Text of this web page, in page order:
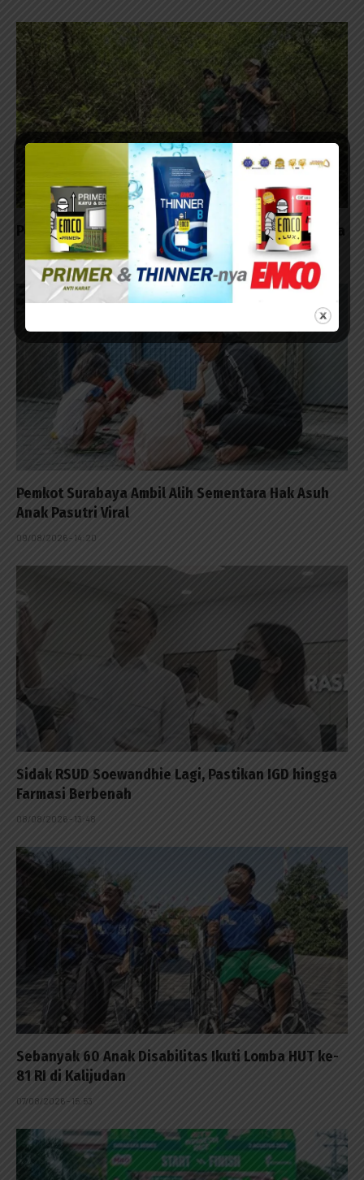
Pemkot Surabaya Integrasikan MICE dan Pariwisata
10/08/2026 - 14:35
Pemkot Surabaya Ambil Alih Sementara Hak Asuh
Anak Pasutri Viral
09/08/2026 - 14:20
Sidak RSUD Soewandhie Lagi, Pastikan IGD hingga
Farmasi Berbenah
08/08/2026 - 13:48
Sebanyak 60 Anak Disabilitas Ikuti Lomba HUT ke-
81 RI di Kalijudan
07/08/2026 - 15:53